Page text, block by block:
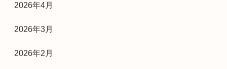
2026年4月
2026年3月
2026年2月